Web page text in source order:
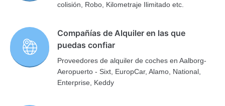
colisión, Robo, Kilometraje Ilimitado etc.
Compañías de Alquiler en las que
puedas confiar
Proveedores de alquiler de coches en Aalborg-
Aeropuerto - Sixt, EuropCar, Alamo, National,
Enterprise, Keddy